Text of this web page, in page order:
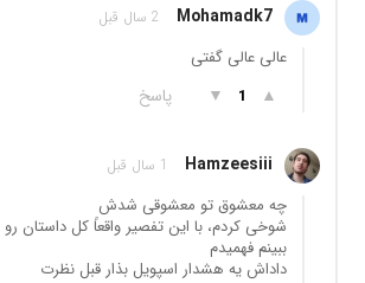
Mohamadk7 2 سال قبل
عالی عالی گفتی
▲
1
▼ پاسخ
Hamzeesiii 1 سال قبل
چه معشوق تو معشوقی شدش
شوخی کردم، با این تفصیر واقعاً کل داستان رو
ببینم فهمیدم
داداش یه هشدار اسپویل بذار قبل نظرت